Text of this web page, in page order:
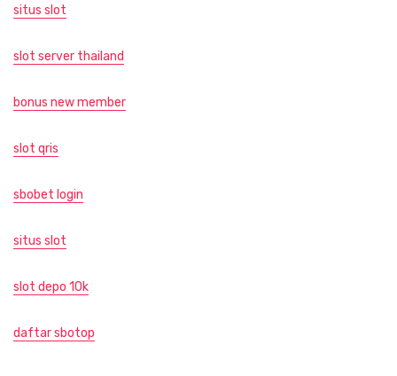
situs slot
slot server thailand
bonus new member
slot qris
sbobet login
situs slot
slot depo 10k
daftar sbotop